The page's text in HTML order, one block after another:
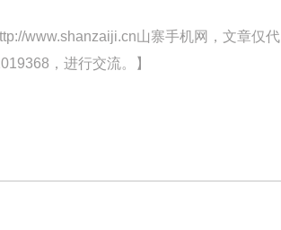
www.shanzaiji.cn山寨手机网，文章仅代
，进行交流。】